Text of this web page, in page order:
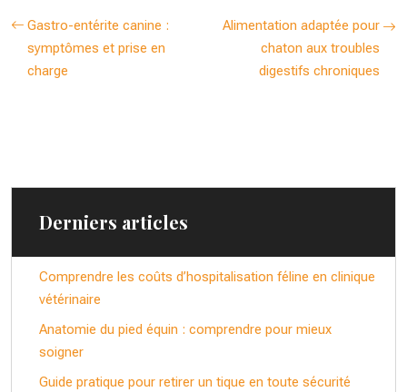
Gastro-entérite canine :
symptômes et prise en
charge
Alimentation adaptée pour
chaton aux troubles
digestifs chroniques
Derniers articles
Comprendre les coûts d’hospitalisation féline en clinique
vétérinaire
Anatomie du pied équin : comprendre pour mieux
soigner
Guide pratique pour retirer un tique en toute sécurité